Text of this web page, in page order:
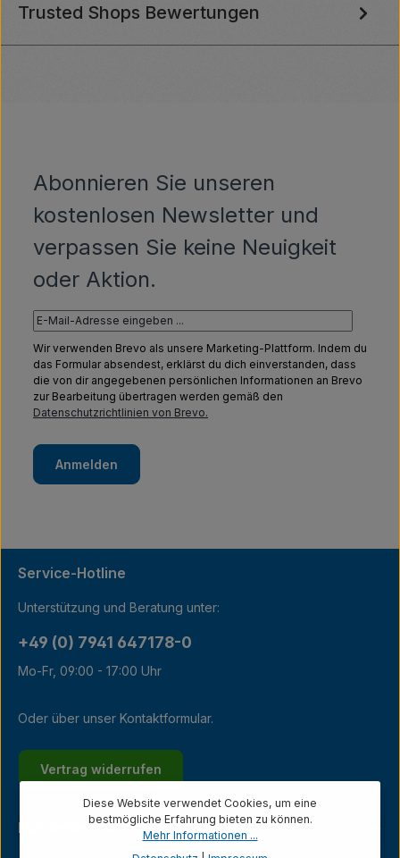
Trusted Shops Bewertungen
Abonnieren Sie unseren
kostenlosen Newsletter und
verpassen Sie keine Neuigkeit
oder Aktion.
Wir verwenden Brevo als unsere Marketing-Plattform. Indem du
das Formular absendest, erklärst du dich einverstanden, dass
die von dir angegebenen persönlichen Informationen an Brevo
zur Bearbeitung übertragen werden gemäß den
Datenschutzrichtlinien von Brevo.
Anmelden
Service-Hotline
Unterstützung und Beratung unter:
+49 (0) 7941 647178-0
Mo-Fr, 09:00 - 17:00 Uhr
Oder über unser Kontaktformular.
Vertrag widerrufen
Kundenservice
Diese Website verwendet Cookies, um eine
bestmögliche Erfahrung bieten zu können.
Mehr Informationen ...